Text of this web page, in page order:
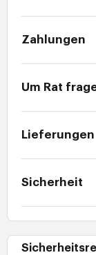
Zahlungen
Um Rat
Lieferungen
Sicherheit